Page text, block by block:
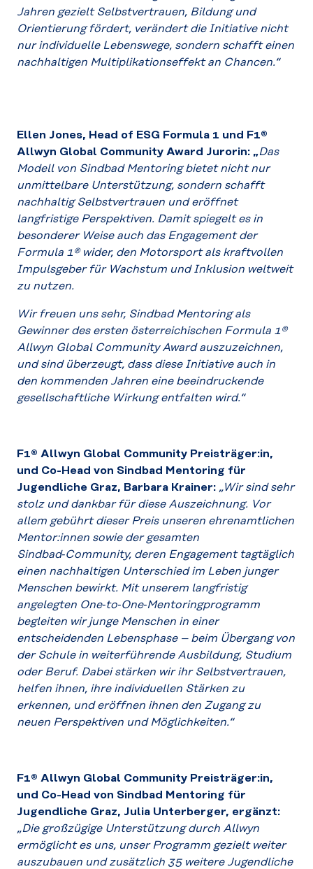
Jahren gezielt Selbstvertrauen, Bildung und
Orientierung fördert, verändert die Initiative nicht
nur individuelle Lebenswege, sondern schafft einen
nachhaltigen Multiplikationseffekt an Chancen.“
Ellen Jones, Head of ESG Formula 1 und F1®
Allwyn Global Community Award Jurorin: „Das
Modell von Sindbad Mentoring bietet nicht nur
unmittelbare Unterstützung, sondern schafft
nachhaltig Selbstvertrauen und eröffnet
langfristige Perspektiven. Damit spiegelt es in
besonderer Weise auch das Engagement der
Formula 1® wider, den Motorsport als kraftvollen
Impulsgeber für Wachstum und Inklusion weltweit
zu nutzen.
Wir freuen uns sehr, Sindbad Mentoring als
Gewinner des ersten österreichischen Formula 1®
Allwyn Global Community Award auszuzeichnen,
und sind überzeugt, dass diese Initiative auch in
den kommenden Jahren eine beeindruckende
gesellschaftliche Wirkung entfalten wird.“
F1® Allwyn Global Community Preisträger:in,
und Co-Head von Sindbad Mentoring für
Jugendliche Graz, Barbara Krainer: „Wir sind sehr
stolz und dankbar für diese Auszeichnung. Vor
allem gebührt dieser Preis unseren ehrenamtlichen
Mentor:innen sowie der gesamten
Sindbad‑Community, deren Engagement tagtäglich
einen nachhaltigen Unterschied im Leben junger
Menschen bewirkt. Mit unserem langfristig
angelegten One‑to‑One‑Mentoringprogramm
begleiten wir junge Menschen in einer
entscheidenden Lebensphase – beim Übergang von
der Schule in weiterführende Ausbildung, Studium
oder Beruf. Dabei stärken wir ihr Selbstvertrauen,
helfen ihnen, ihre individuellen Stärken zu
erkennen, und eröffnen ihnen den Zugang zu
neuen Perspektiven und Möglichkeiten.“
F1® Allwyn Global Community Preisträger:in,
und Co-Head von Sindbad Mentoring für
Jugendliche Graz, Julia Unterberger, ergänzt:
„Die großzügige Unterstützung durch Allwyn
ermöglicht es uns, unser Programm gezielt weiter
auszubauen und zusätzlich 35 weitere Jugendliche